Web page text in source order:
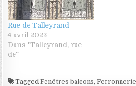
Rue de Talleyrand
4 avril 2023
Dans "Talleyrand, rue
de"
TaggedFenêtres balcons,Ferronnerie